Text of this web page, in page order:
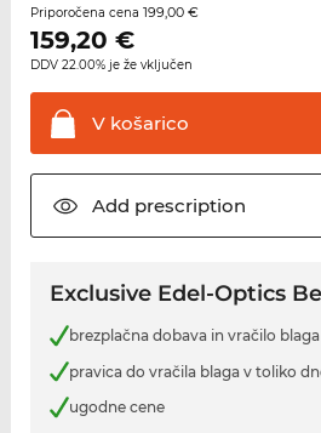
Priporočena cena 199,00 €
159,20 €
DDV 22.00% je že vključen
Vkošarico
Add prescription
Exclusive Edel-Optics
brezplačna dobava in vračilo blaga
pravica do vračila blaga v toliko
ugodne cene